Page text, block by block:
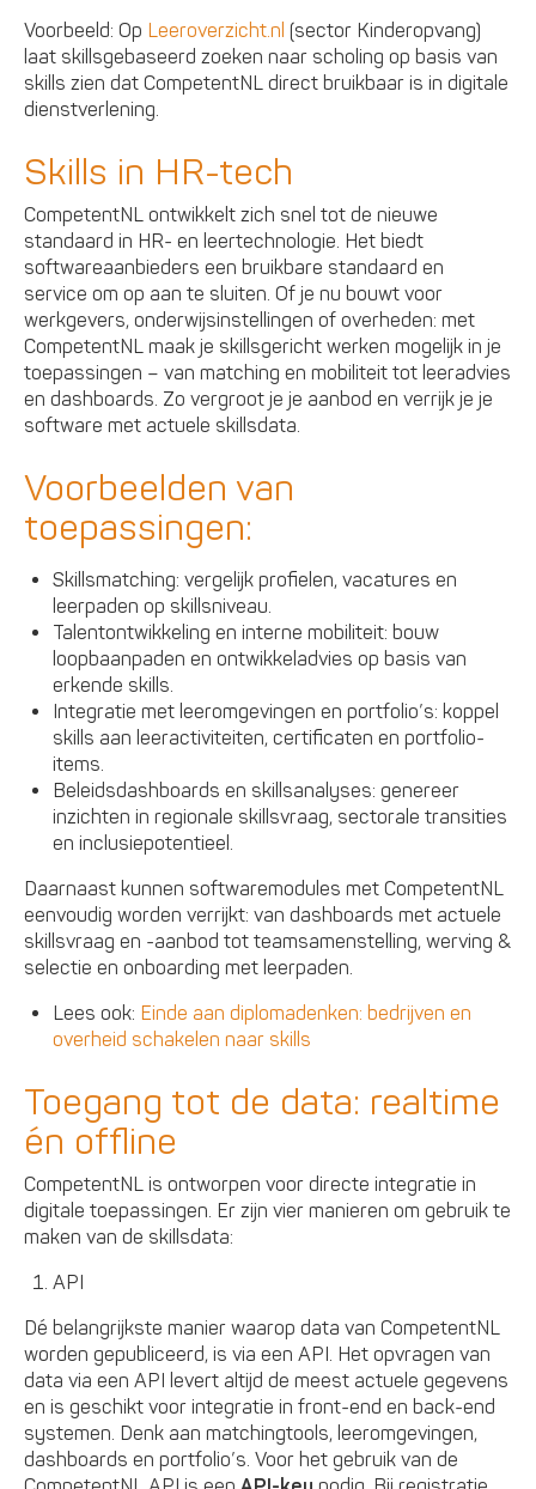
Voorbeeld: Op Leeroverzicht.nl (sector Kinderopvang)
laat skillsgebaseerd zoeken naar scholing op basis van
skills zien dat CompetentNL direct bruikbaar is in digitale
dienstverlening.
Skills in HR-tech
CompetentNL ontwikkelt zich snel tot de nieuwe
standaard in HR- en leertechnologie. Het biedt
softwareaanbieders een bruikbare standaard en
service om op aan te sluiten. Of je nu bouwt voor
werkgevers, onderwijsinstellingen of overheden: met
CompetentNL maak je skillsgericht werken mogelijk in je
toepassingen – van matching en mobiliteit tot leeradvies
en dashboards. Zo vergroot je je aanbod en verrijk je je
software met actuele skillsdata.
Voorbeelden van
toepassingen:
Skillsmatching: vergelijk profielen, vacatures en
leerpaden op skillsniveau.
Talentontwikkeling en interne mobiliteit: bouw
loopbaanpaden en ontwikkeladvies op basis van
erkende skills.
Integratie met leeromgevingen en portfolio’s: koppel
skills aan leeractiviteiten, certificaten en portfolio-
items.
Beleidsdashboards en skillsanalyses: genereer
inzichten in regionale skillsvraag, sectorale transities
en inclusiepotentieel.
Daarnaast kunnen softwaremodules met CompetentNL
eenvoudig worden verrijkt: van dashboards met actuele
skillsvraag en -aanbod tot teamsamenstelling, werving &
selectie en onboarding met leerpaden.
Lees ook: Einde aan diplomadenken: bedrijven en
overheid schakelen naar skills
Toegang tot de data: realtime
én offline
CompetentNL is ontworpen voor directe integratie in
digitale toepassingen. Er zijn vier manieren om gebruik te
maken van de skillsdata:
API
Dé belangrijkste manier waarop data van CompetentNL
worden gepubliceerd, is via een API. Het opvragen van
data via een API levert altijd de meest actuele gegevens
en is geschikt voor integratie in front-end en back-end
systemen. Denk aan matchingtools, leeromgevingen,
dashboards en portfolio’s. Voor het gebruik van de